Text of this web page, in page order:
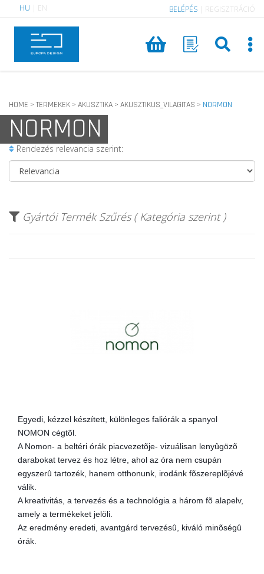
HU EN BELÉPÉS REGISZTRÁCIÓ
HOME > TERMEKEK > AKUSZTIKA > AKUSZTIKUS_VILAGITAS > NORMON
NORMON
Rendezés relevancia szerint:
Gyártói Termék Szűrés ( Kategória szerint )
Egyedi, kézzel készített, különleges faliórák a spanyol
NOMON cégtõl.
A Nomon- a beltéri órák piacvezetõje- vizuálisan lenyûgözõ
darabokat tervez és hoz létre, ahol az óra nem csupán
egyszerû tartozék, hanem otthonunk, irodánk fõszereplõjévé
válik.
A kreativitás, a tervezés és a technológia a három fõ alapelv,
amely a termékeket jelöli.
Az eredmény eredeti, avantgárd tervezésû, kiváló minõségû
órák.